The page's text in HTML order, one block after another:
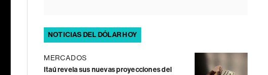
NOTICIAS DEL DÓLAR HOY
MERCADOS
Itaú revela sus nuevas proyecciones del